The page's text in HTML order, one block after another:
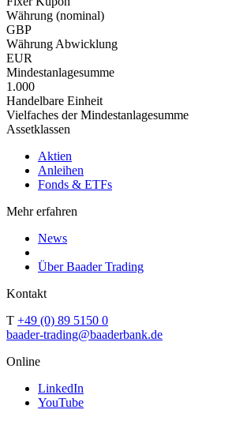
Währung (nominal)
GBP
Währung Abwicklung
EUR
Mindestanlagesumme
1.000
Handelbare Einheit
Vielfaches der Mindestanlagesumme
Assetklassen
Aktien
Anleihen
Fonds & ETFs
Mehr erfahren
News
Über Baader Trading
Kontakt
T +49 (0) 89 5150 0
baader-trading@baaderbank.de
Online
LinkedIn
YouTube